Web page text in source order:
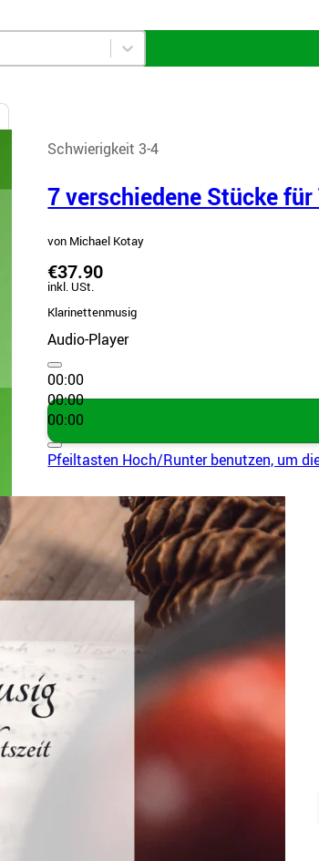
Schwierigkeit 3-4
7 verschiedene Stücke
von Michael Kotay
€37.90
inkl. USt.
Klarinettenmusig
Audio-Player
00:00
00:00
00:00
Pfeiltasten Hoch/Runter benutzen, um